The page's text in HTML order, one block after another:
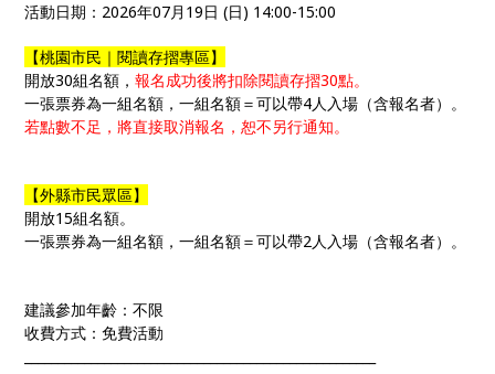
活動日期：2026年07月19日 (日) 14:00-15:00
【桃園市民｜閱讀存摺專區】
開放30組名額，報名成功後將扣除閱讀存摺30點。
一張票券為一組名額，一組名額＝可以帶4人入場（含報名者）。
若點數不足，將直接取消報名，恕不另行通知。
【外縣市民眾區】
開放15組名額。
一張票券為一組名額，一組名額＝可以帶2人入場（含報名者）。
建議參加年齡：不限
收費方式：免費活動